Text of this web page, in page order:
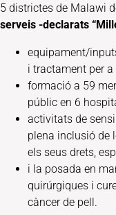
5 districtes de Malawi
serveis -declarats
equipament/
i tractament per
formació a 59
públic en 6
activitats de
plena inclusió de
els seus drets,
i la posada en
quirúrgiques i
càncer de pell.